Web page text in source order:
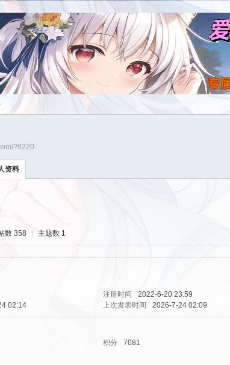
?9220
资料
数 358 主题数 1
注册时间 2022-6-20 23:59
02:14 上次发表时间 2026-7-24 02:09
积分 7081